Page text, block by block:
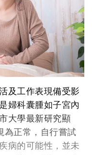
及工作表現備受影
婦科囊腫如子宮內
大學最新研究顯
為正常，自行嘗試
病的可能性，並未